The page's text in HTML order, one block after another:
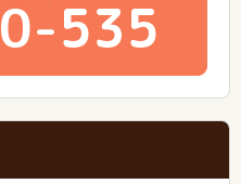
535